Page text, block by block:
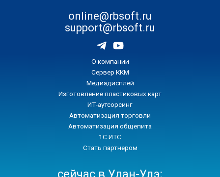
online@rbsoft.ru
support@rbsoft.ru
О компании
Сервер ККМ
Медиадисплей
Изготовление пластиковых карт
ИТ-аутсорсинг
Автоматизация торговли
Автоматизация общепита
1С ИТС
Стать партнером
сейчас в Улан-Удэ: